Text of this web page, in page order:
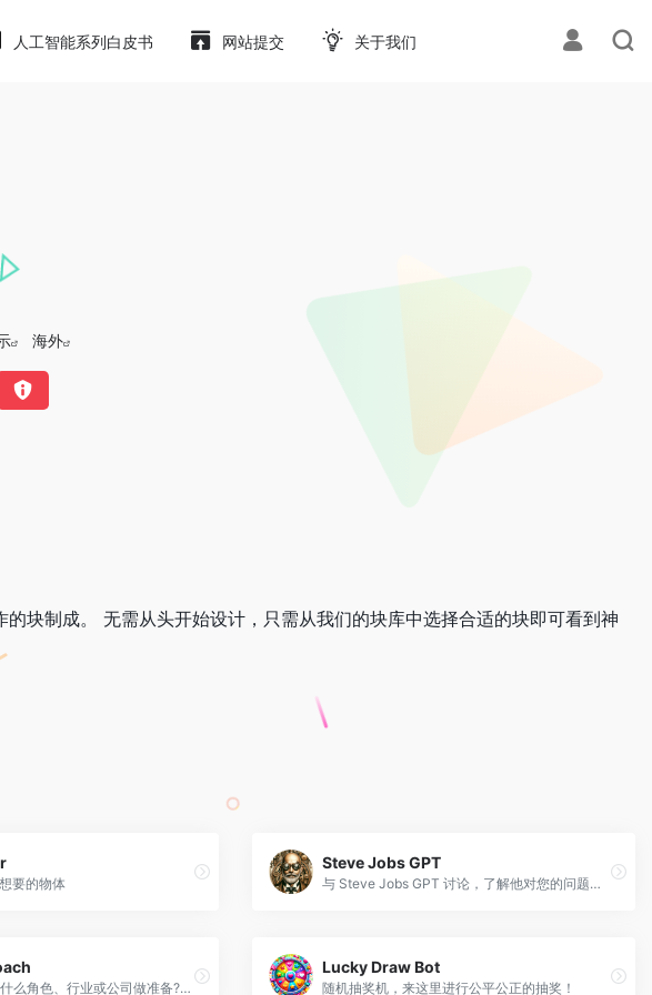
人工智能系列白皮书 网站提交 关于我们
海外
块制成。 无需从头开始设计，只需从我们的块库中选择合适的块即可看到神
要的物体
Steve Jobs GPT
与 Steve Jobs GPT 讨论，了解他对您的问题的看法
让我知道您想为什么角色、行业或公司做准备??‍?。我将帮助您练习回答问题?，并在此过程中提供有用的反馈✍?。
Lucky Draw Bot
随机抽奖机，来这里进行公平公正的抽奖！